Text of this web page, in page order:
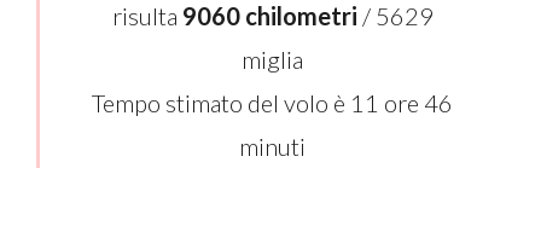
risulta 9060 chilometri / 5629
miglia
Tempo stimato del volo è 11 ore 46
minuti